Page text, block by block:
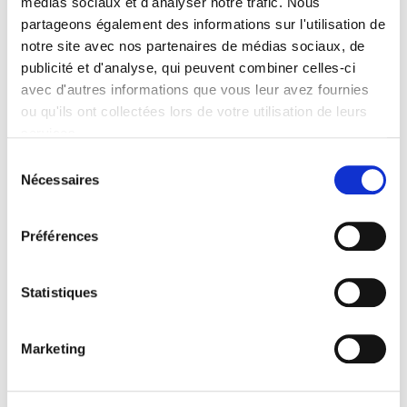
partageons également des informations sur l'utilisation de
notre site avec nos partenaires de médias sociaux, de
publicité et d'analyse, qui peuvent combiner celles-ci
avec d'autres informations que vous leur avez fournies
ou qu'ils ont collectées lors de votre utilisation de leurs
Nécessaires
Préférences
Statistiques
Marketing
Retour en détail sur la portée vraiment radicale des
concepts et pratiques nés pendant le processus de
Lizarra-Garazi
A 12H30, repas sur place